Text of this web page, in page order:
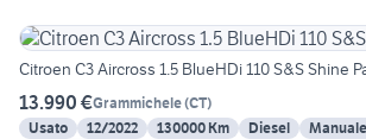
Citroen C3 Aircross 1.5 BlueHDi 110 S&S Shine
13.990 €Grammichele(CT)
Usato
12/2022 130000 Km Diesel Manuale